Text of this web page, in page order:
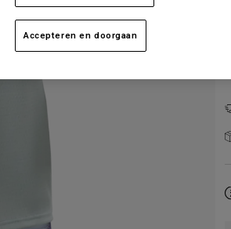
Accepteren en doorgaan